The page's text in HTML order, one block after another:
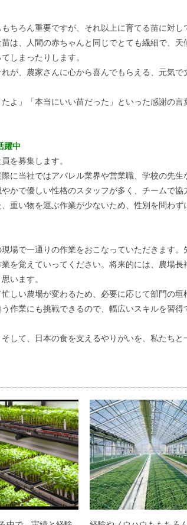
ちろん重要ですが、それ以上に育てる苗に対し
は、人間の赤ちゃんと同じでとても繊細で、天
しまったりします。
が、農家さんに心から喜んでもらえる、元気で
よ」「本当にいい苗だった」といった感謝の言
躍中
を募集します。
に当社ではアパレル業界や営業職、学校の先生
かで優しい性格のスタッフが多く、チームで協
重い物を運ぶ作業が少ないため、性別を問わず
場で一通りの作業をおこなっていただきます。
を覚えていってください。将来的には、農場長
います。
しい農場が変わるため、必要に応じて部門の垣
作業にも挑戦できるので、幅広いスキルを習得
して、日本の食を支えるやりがいを、私たちと